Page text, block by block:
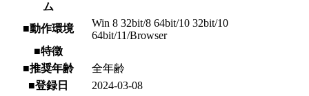
ム
■動作環境
Win 8 32bit/8 64bit/10 32bit/10
64bit/11/Browser
■特徴
■推奨年齢
全年齢
■登録日
2024-03-08